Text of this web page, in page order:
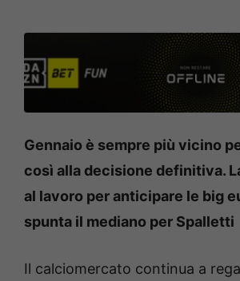
Gennaio è sempre più vicino
così alla decisione definitiva.
al lavoro per anticipare le big
spunta il mediano per Spalletti
Il calciomercato continua a